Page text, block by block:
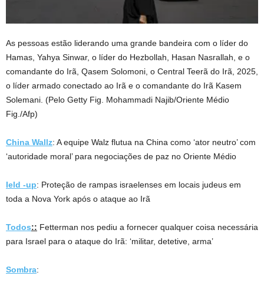
As pessoas estão liderando uma grande bandeira com o líder do
Hamas, Yahya Sinwar, o líder do Hezbollah, Hasan Nasrallah, e o
comandante do Irã, Qasem Solomoni, o Central Teerã do Irã, 2025,
o líder armado conectado ao Irã e o comandante do Irã Kasem
Solemani. (Pelo Getty Fig. Mohammadi Najib/Oriente Médio
Fig./Afp)
China Wallz: A equipe Walz flutua na China como ‘ator neutro’ com
‘autoridade moral’ para negociações de paz no Oriente Médio
Ield -up: Proteção de rampas israelenses em locais judeus em
toda a Nova York após o ataque ao Irã
Todos:: Fetterman nos pediu a fornecer qualquer coisa necessária
para Israel para o ataque do Irã: ‘militar, detetive, arma’
Sombra: